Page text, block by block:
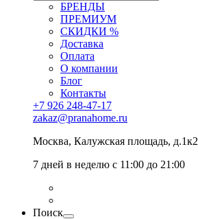
БРЕНДЫ
ПРЕМИУМ
СКИДКИ %
Доставка
Оплата
О компании
Блог
Контакты
+7 926 248-47-17
zakaz@pranahome.ru
Москва, Калужская площадь, д.1к2
7 дней в неделю с 11:00 до 21:00
Поиск